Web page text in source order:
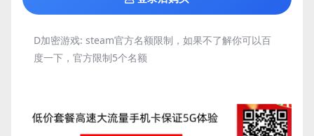
D加密游戏: steam官方名额限制，如果不了解你可以百
度一下，官方限制5个名额